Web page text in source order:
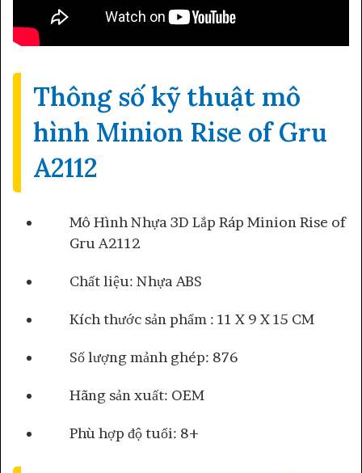
Thông số kỹ thuật mô
hình Minion Rise of Gru
A2112
Mô Hình Nhựa 3D Lắp Ráp Minion Rise of
Gru A2112
Chất liệu: Nhựa ABS
Kích thước sản phẩm : 11 X 9 X 15 CM
Số lượng mảnh ghép: 876
Hãng sản xuất: OEM
Phù hợp độ tuổi: 8+